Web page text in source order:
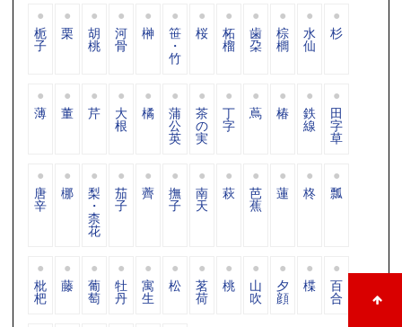
栀
子
栗 胡
桃
河
骨
榊 笹
・
竹
桜 柘
榴
歯
朶
棕
櫚
水
仙
杉
薄 董 芹 大
根
橘 蒲
公
英
茶
の
実
丁
字
蔦 椿 鉄
線
田
字
草
唐
辛
梛 梨
・
柰
花
茄
子
薺 撫
子
南
天
萩 芭
蕉
蓮 柊 瓢
枇
杷
藤 葡
萄
牡
丹
寓
生
松 茗
荷
桃 山
吹
夕
顔
楪 百
合